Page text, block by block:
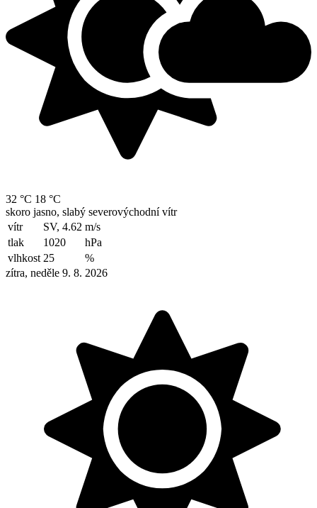
32 °C 18 °C
skoro jasno, slabý severovýchodní vítr
vítr
SV, 4.62 m/s
tlak
1020
hPa
vlhkost 25
%
zítra, neděle 9. 8. 2026